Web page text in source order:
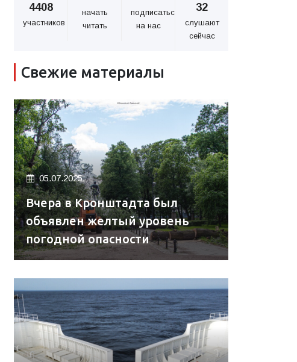
4408
участников
начать
читать
подписаться
на нас
32
слушают
сейчас
Свежие материалы
05.07.2025.
Вчера в Кронштадта был
объявлен желтый уровень
погодной опасности